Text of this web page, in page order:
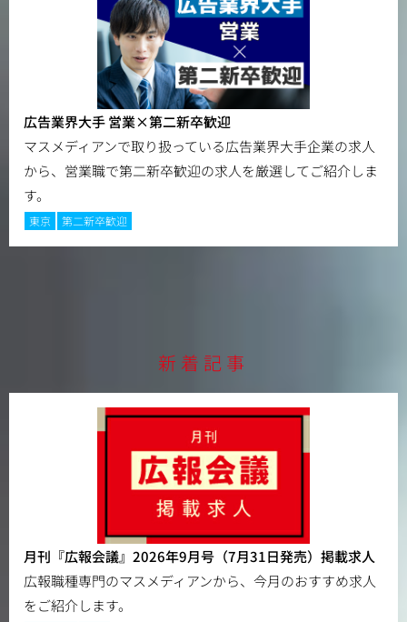
広告業界大手 営業×第二新卒歓迎
マスメディアンで取り扱っている広告業界大手企業の求人
から、営業職で第二新卒歓迎の求人を厳選してご紹介しま
す。
東京 第二新卒歓迎
新着記事
月刊『広報会議』2026年9月号（7月31日発売）掲載求人
広報職種専門のマスメディアンから、今月のおすすめ求人
をご紹介します。